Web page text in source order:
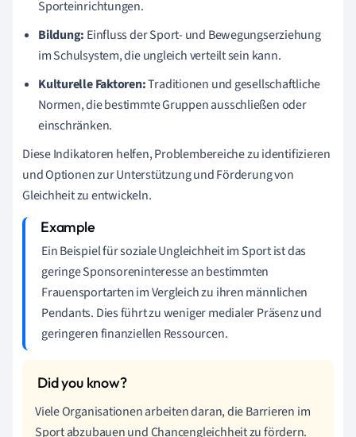
Sporteinrichtungen.
Bildung: Einfluss der Sport- und Bewegungserziehung
im Schulsystem, die ungleich verteilt sein kann.
Kulturelle Faktoren:Traditionen und gesellschaftliche
Normen, die bestimmte Gruppen ausschließen oder
einschränken.
Diese Indikatoren helfen, Problembereiche zu identifizieren
und Optionen zur Unterstützung und Förderung von
Gleichheit zu entwickeln.
Ein Beispiel für soziale Ungleichheit im Sport ist das
geringe Sponsoreninteresse an bestimmten
Frauensportarten im Vergleich zu ihren männlichen
Pendants. Dies führt zu weniger medialer Präsenz und
geringeren finanziellen Ressourcen.
Viele Organisationen arbeiten daran, die Barrieren im
Sport abzubauen und Chancengleichheit zu fördern.